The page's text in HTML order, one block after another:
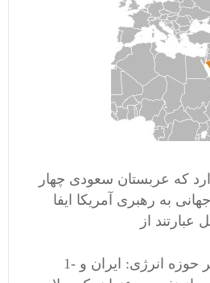
به رهبری آمریکا ایفا
1- تقابل با تسلط ایران بر حوزه انرژی: ایران و